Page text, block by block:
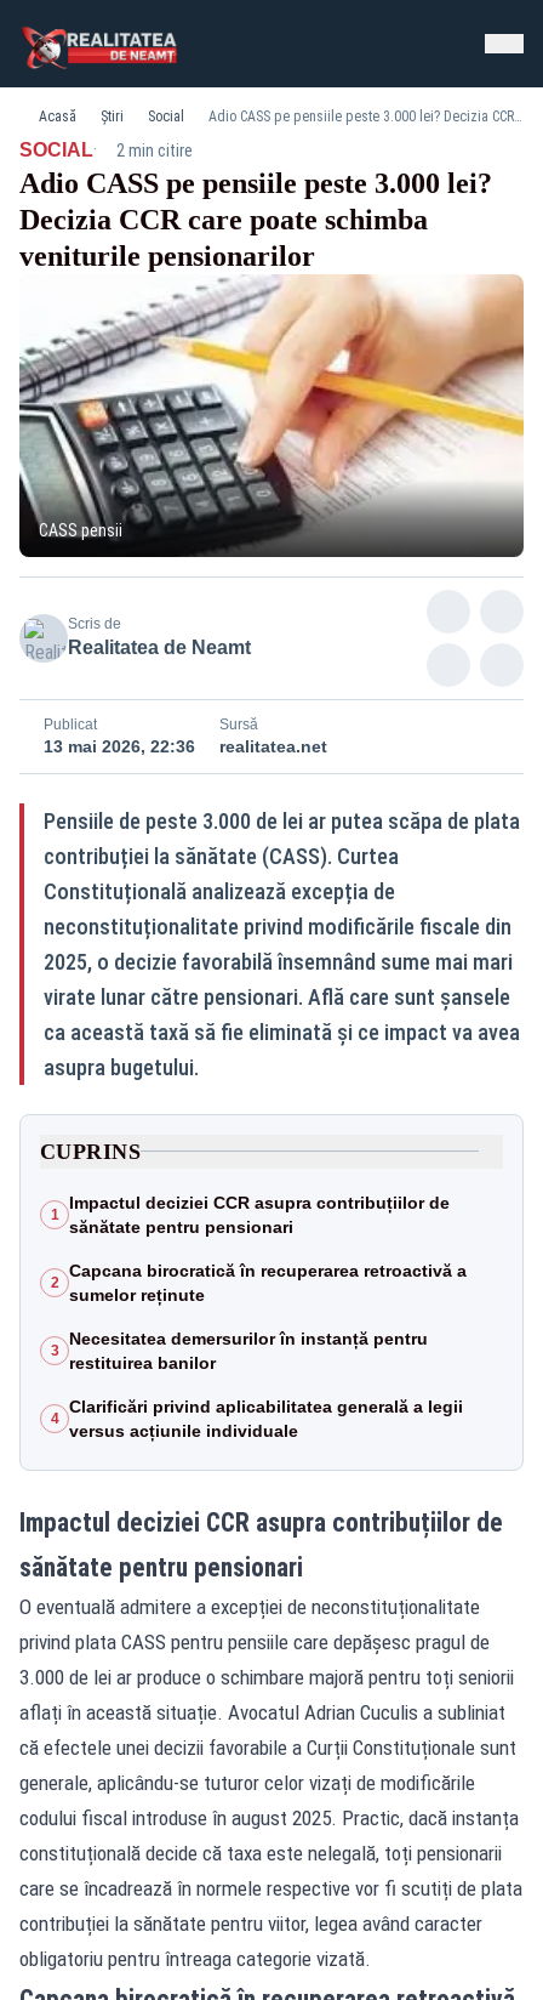
Acasă Știri Social Adio CASS pe pensiile peste 3.000 lei? Decizia CCR care poate schimba veniturile pensionarilor
SOCIAL· 2 min citire
Adio CASS pe pensiile peste 3.000 lei?
Decizia CCR care poate schimba
veniturile pensionarilor
CASS pensii
Scris de
Realitatea de Neamt
Publicat
13 mai 2026, 22:36
Sursă
realitatea.net
Pensiile de peste 3.000 de lei ar putea scăpa de plata
contribuției la sănătate (CASS). Curtea
Constituțională analizează excepția de
neconstituționalitate privind modificările fiscale din
2025, o decizie favorabilă însemnând sume mai mari
virate lunar către pensionari. Află care sunt șansele
ca această taxă să fie eliminată și ce impact va avea
asupra bugetului.
CUPRINS
1
Impactul deciziei CCR asupra contribuțiilor de
sănătate pentru pensionari
2
Capcana birocratică în recuperarea retroactivă a
sumelor reținute
3
Necesitatea demersurilor în instanță pentru
restituirea banilor
4
Clarificări privind aplicabilitatea generală a legii
versus acțiunile individuale
Impactul deciziei CCR asupra contribuțiilor de
sănătate pentru pensionari
O eventuală admitere a excepției de neconstituționalitate
privind plata CASS pentru pensiile care depășesc pragul de
3.000 de lei ar produce o schimbare majoră pentru toți seniorii
aflați în această situație. Avocatul Adrian Cuculis a subliniat
că efectele unei decizii favorabile a Curții Constituționale sunt
generale, aplicându-se tuturor celor vizați de modificările
codului fiscal introduse în august 2025. Practic, dacă instanța
constituțională decide că taxa este nelegală, toți pensionarii
care se încadrează în normele respective vor fi scutiți de plata
contribuției la sănătate pentru viitor, legea având caracter
obligatoriu pentru întreaga categorie vizată.